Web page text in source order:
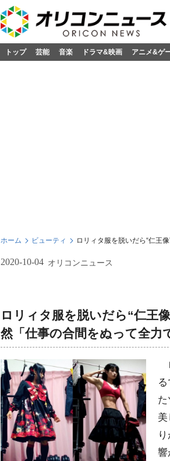
トップ 芸能 音楽 ドラマ&映画 アニメ&ゲ
ホーム ビューティ ロリィタ服を脱いだら“仁王
2020-10-04 オリコンニュース
ロリィタ服を脱いだら“仁王
然「仕事の合間をぬって全力
響